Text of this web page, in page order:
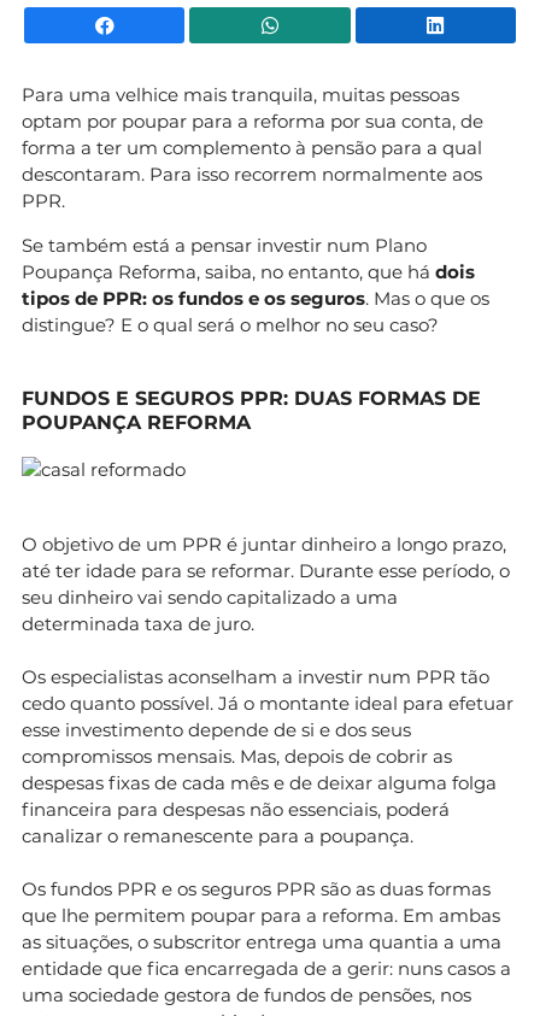
Facebook WhatsApp
Para uma velhice mais tranquila, muitas pessoas
optam por poupar para a reforma por sua conta, de
forma a ter um complemento à pensão para a qual
descontaram. Para isso recorrem normalmente aos
PPR.
Se também está a pensar investir num Plano
Poupança Reforma, saiba, no entanto, que há dois
tipos de PPR: os fundos e os seguros. Mas o que os
distingue? E o qual será o melhor no seu caso?
FUNDOS E SEGUROS PPR: DUAS FORMAS DE
POUPANÇA REFORMA
O objetivo de um PPR é juntar dinheiro a longo prazo,
até ter idade para se reformar. Durante esse período, o
seu dinheiro vai sendo capitalizado a uma
determinada taxa de juro.
Os especialistas aconselham a investir num PPR tão
cedo quanto possível. Já o montante ideal para efetuar
esse investimento depende de si e dos seus
compromissos mensais. Mas, depois de cobrir as
despesas fixas de cada mês e de deixar alguma folga
financeira para despesas não essenciais, poderá
canalizar o remanescente para a poupança.
Os fundos PPR e os seguros PPR são as duas formas
que lhe permitem poupar para a reforma. Em ambas
as situações, o subscritor entrega uma quantia a uma
entidade que fica encarregada de a gerir: nuns casos a
uma sociedade gestora de fundos de pensões, nos